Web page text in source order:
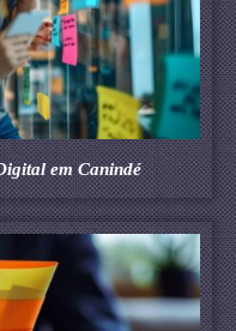
em Canindé